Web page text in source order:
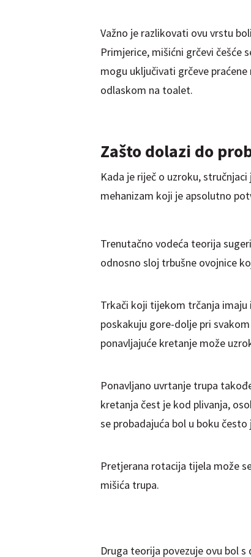
Važno je razlikovati ovu vrstu
Primjerice, mišićni grčevi češće
mogu uključivati grčeve
odlaskom na toalet.
Zašto dolazi do
Kada je riječ o uzroku,
mehanizam koji je apsolutno
Trenutačno vodeća teorija
odnosno sloj trbušne ovojnice
Trkači koji tijekom trčanja
poskakuju gore-dolje pri
ponavljajuće kretanje može
Ponavljano uvrtanje trupa
kretanja čest je kod plivanja,
se probadajuća bol u boku
Pretjerana rotacija tijela može
mišića trupa.
Druga teorija povezuje ovu bol